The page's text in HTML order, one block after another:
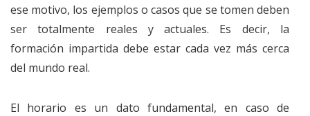
ese motivo, los ejemplos o casos que se tomen deben
ser totalmente reales y actuales. Es decir, la
formación impartida debe estar cada vez más cerca
del mundo real.
El horario es un dato fundamental, en caso de